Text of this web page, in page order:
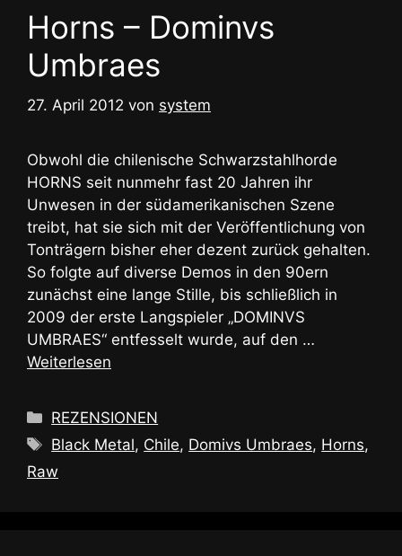
Horns – Dominvs
Umbraes
27. April 2012 von system
Obwohl die chilenische Schwarzstahlhorde
HORNS seit nunmehr fast 20 Jahren ihr
Unwesen in der südamerikanischen Szene
treibt, hat sie sich mit der Veröffentlichung von
Tonträgern bisher eher dezent zurück gehalten.
So folgte auf diverse Demos in den 90ern
zunächst eine lange Stille, bis schließlich in
2009 der erste Langspieler „DOMINVS
UMBRAES“ entfesselt wurde, auf den …
Weiterlesen
Kategorien
REZENSIONEN
Schlagwörter
Black Metal, Chile, Domivs Umbraes, Horns,
Raw